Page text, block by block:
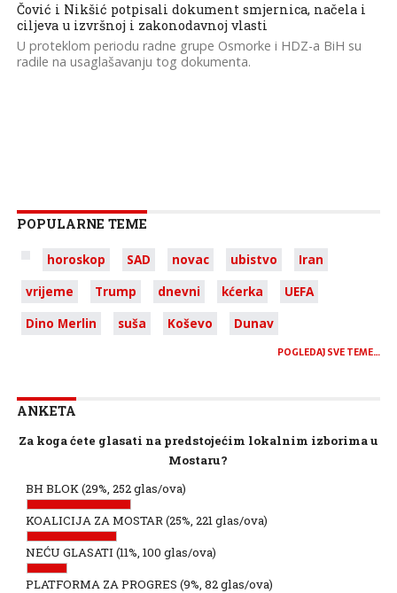
Čović i Nikšić potpisali dokument smjernica, načela i
ciljeva u izvršnoj i zakonodavnoj vlasti
U proteklom periodu radne grupe Osmorke i HDZ-a BiH su
radile na usaglašavanju tog dokumenta.
POPULARNE TEME
horoskop SAD novac ubistvo
Iran
vrijeme
Trump dnevni kćerka
UEFA
Dino Merlin
suša Koševo Dunav
POGLEDAJ SVE TEME…
ANKETA
Za koga ćete glasati na predstojećim lokalnim izborima u
Mostaru?
BH BLOK(29%, 252 glas/ova)
KOALICIJA ZA MOSTAR(25%, 221 glas/ova)
NEĆU GLASATI (11%, 100 glas/ova)
PLATFORMA ZA PROGRES (9%, 82 glas/ova)